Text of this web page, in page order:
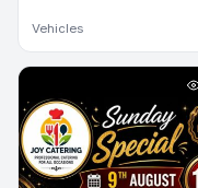
Vehicles